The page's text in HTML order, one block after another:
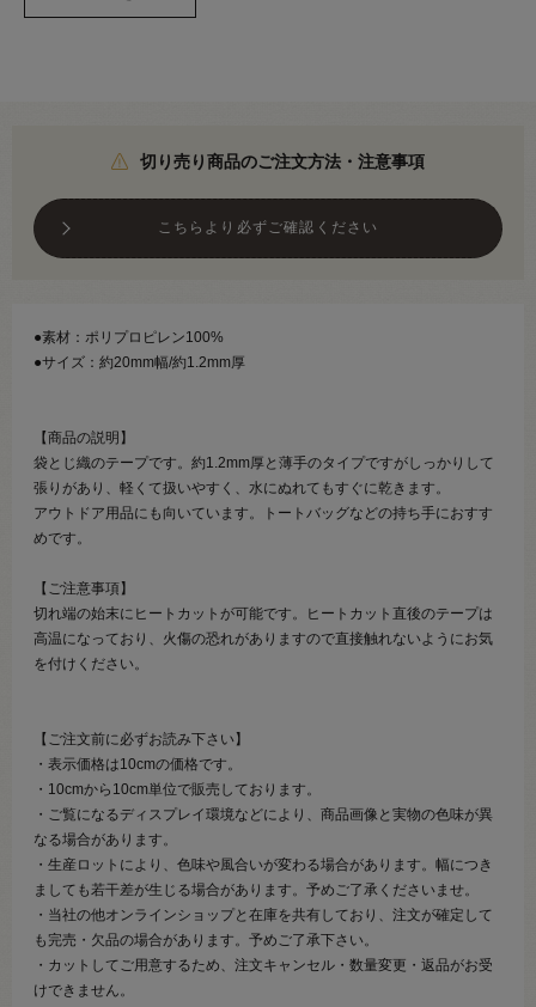
切り売り商品のご注文方法・注意事項
こちらより必ずご確認ください
●素材：ポリプロピレン100%
●サイズ：約20mm幅/約1.2mm厚
【商品の説明】
袋とじ織のテープです。約1.2mm厚と薄手のタイプですがしっかりして
張りがあり、軽くて扱いやすく、水にぬれてもすぐに乾きます。
アウトドア用品にも向いています。トートバッグなどの持ち手におすす
めです。
【ご注意事項】
切れ端の始末にヒートカットが可能です。ヒートカット直後のテープは
高温になっており、火傷の恐れがありますので直接触れないようにお気
を付けください。
【ご注文前に必ずお読み下さい】
・表示価格は10cmの価格です。
・10cmから10cm単位で販売しております。
・ご覧になるディスプレイ環境などにより、商品画像と実物の色味が異
なる場合があります。
・生産ロットにより、色味や風合いが変わる場合があります。幅につき
ましても若干差が生じる場合があります。予めご了承くださいませ。
・当社の他オンラインショップと在庫を共有しており、注文が確定して
も完売・欠品の場合があります。予めご了承下さい。
・カットしてご用意するため、注文キャンセル・数量変更・返品がお受
けできません。